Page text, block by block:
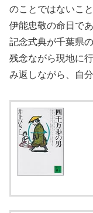
のことではないこ
伊能忠敬の命日で
記念式典が千葉県
残念ながら現地に
み返しながら、自